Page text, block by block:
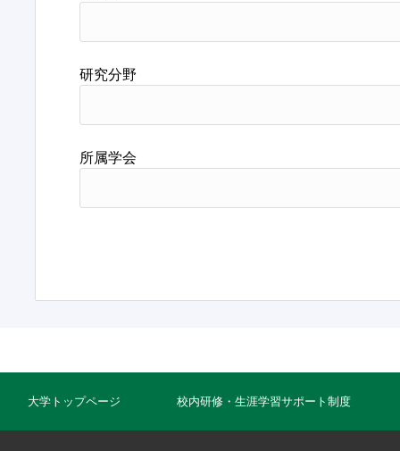
研究分野
所属学会
大学トップページ 校内研修・生涯学習サポート制度